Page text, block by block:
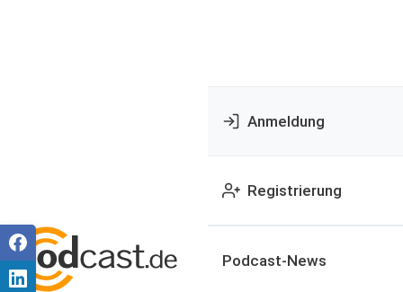
Anmeldung
Registrierung
Podcast-News